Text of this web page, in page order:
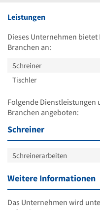
Leistungen
Dieses Unternehmen
Branchen an:
Schreiner
Tischler
Folgende Dienstleistungen
Branchen angeboten:
Schreiner
Schreinerarbeiten
Weitere Informationen
Das Unternehmen wird